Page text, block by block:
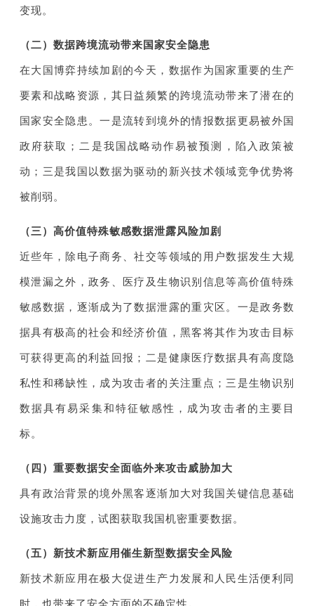
变现。
（二）数据跨境流动带来国家安全隐患
在大国博弈持续加剧的今天，数据作为国家重要的生产
要素和战略资源，其日益频繁的跨境流动带来了潜在的
国家安全隐患。一是流转到境外的情报数据更易被外国
政府获取；二是我国战略动作易被预测，陷入政策被
动；三是我国以数据为驱动的新兴技术领域竞争优势将
被削弱。
（三）高价值特殊敏感数据泄露风险加剧
近些年，除电子商务、社交等领域的用户数据发生大规
模泄漏之外，政务、医疗及生物识别信息等高价值特殊
敏感数据，逐渐成为了数据泄露的重灾区。一是政务数
据具有极高的社会和经济价值，黑客将其作为攻击目标
可获得更高的利益回报；二是健康医疗数据具有高度隐
私性和稀缺性，成为攻击者的关注重点；三是生物识别
数据具有易采集和特征敏感性，成为攻击者的主要目
标。
（四）重要数据安全面临外来攻击威胁加大
具有政治背景的境外黑客逐渐加大对我国关键信息基础
设施攻击力度，试图获取我国机密重要数据。
（五）新技术新应用催生新型数据安全风险
新技术新应用在极大促进生产力发展和人民生活便利同